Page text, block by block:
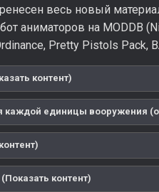
весь новый
аниматоров на MODDB
Pretty Pistols Pack,
контент)
единицы вооружения
контент)